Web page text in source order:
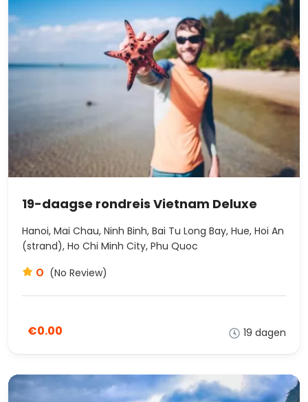
19-daagse rondreis Vietnam Deluxe
Hanoi, Mai Chau, Ninh Binh, Bai Tu Long Bay, Hue, Hoi An
(strand), Ho Chi Minh City, Phu Quoc
0 (No Review)
€0.00 19 dagen